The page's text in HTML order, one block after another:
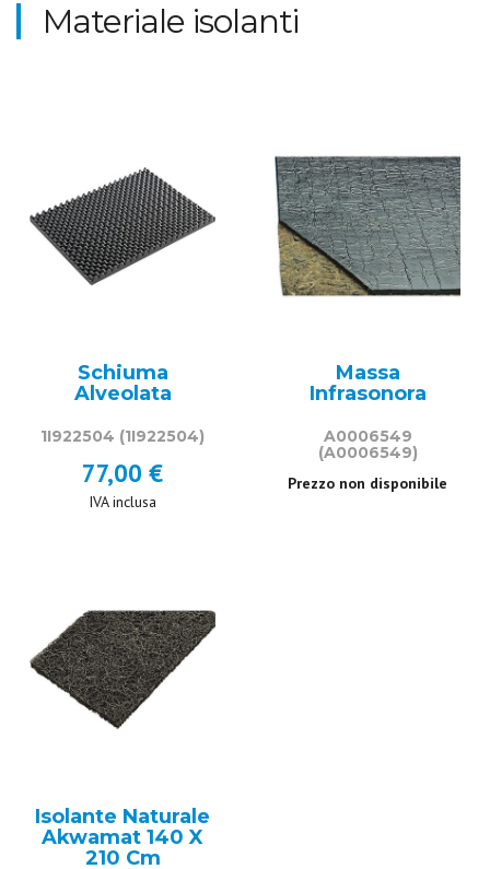
Materiale isolanti
Schiuma
Alveolata
1I922504 (1I922504)
77,00 €
IVA inclusa
Massa
Infrasonora
A0006549
(A0006549)
Prezzo non disponibile
Isolante Naturale
Akwamat 140 X
210 Cm